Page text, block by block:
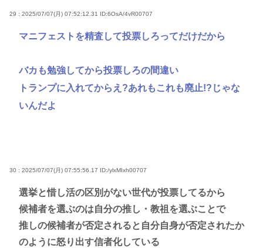
29 : 2025/07/07(月) 07:52:12.31 ID:6OsA/4vR00707
マニフェストを精査して投票しろってだけだから
バカも勉強してから投票しろの間違い
トランプに入れてからえ?あれもこれも廃止!?じゃな
いんだよ
30 : 2025/07/07(月) 07:55:56.17 ID:/ylxMIxh00707
選挙と惜し活の区別がない世代が投票してるから
候補者を選ぶのは自分の推し・教祖を選ぶことで
推しの候補者が否定されると自分自身が否定されたか
のように怒り出す信者化している